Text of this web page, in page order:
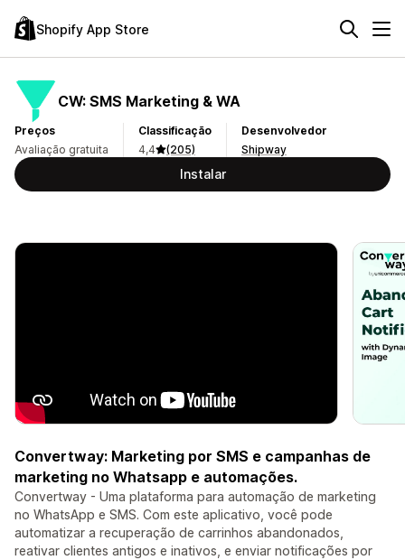
Shopify App Store
CW: SMS Marketing & WA
Preços
Avaliação gratuita
Classificação
4,4
(205)
Desenvolvedor
Shipway
Instalar
Convertway: Marketing por SMS e campanhas de
marketing no Whatsapp e automações.
Convertway - Uma plataforma para automação de marketing
no WhatsApp e SMS. Com este aplicativo, você pode
automatizar a recuperação de carrinhos abandonados,
reativar clientes antigos e inativos, e enviar notificações por